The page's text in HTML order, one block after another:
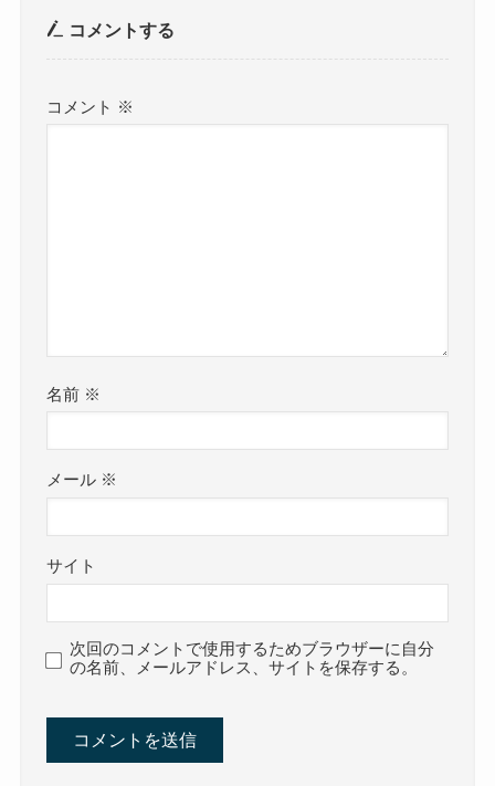
コメントする
コメント ※
名前 ※
メール ※
サイト
次回のコメントで使用するためブラウザーに自分
の名前、メールアドレス、サイトを保存する。